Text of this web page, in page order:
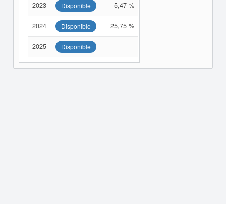
2023 Disponible -5,47 %
2024 Disponible 25,75 %
2025 Disponible